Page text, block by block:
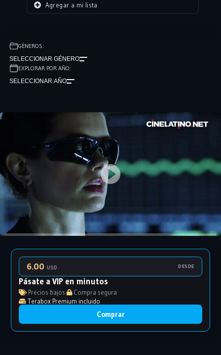
Agregar a mi lista
GÉNEROS:
SELECCIONAR GÉNERO
EXPLORAR POR AÑO:
SELECCIONAR AÑO
6.00USD DESDE
Pásate a VIP en minutos
Precios bajos·
Compra segura
Terabox Premium incluido
Comprar